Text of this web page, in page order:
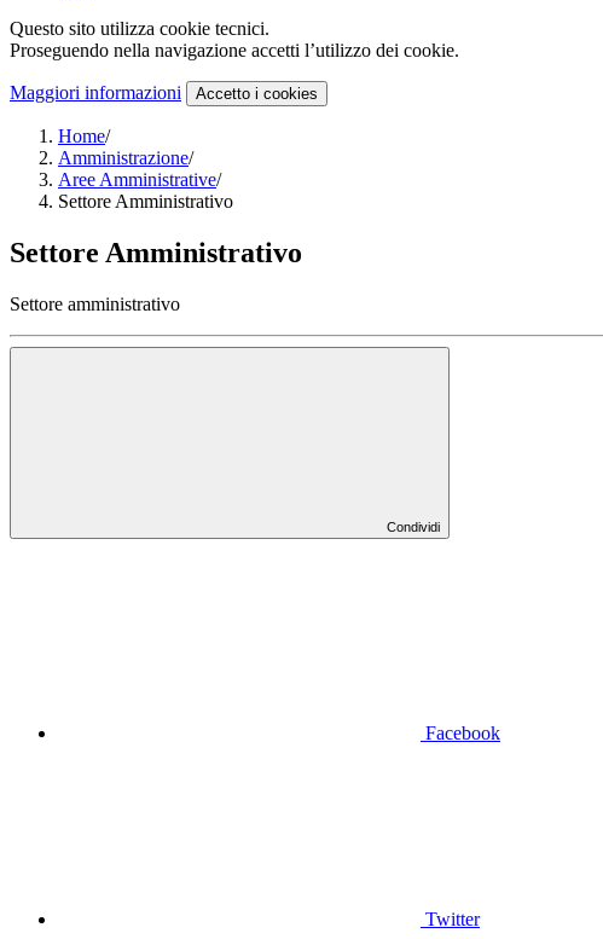
Questo sito utilizza cookie tecnici.
Proseguendo nella navigazione accetti l’utilizzo dei cookie.
Maggiori informazioni Accetto i cookies
Home/
Amministrazione/
Aree Amministrative/
Settore Amministrativo
Settore Amministrativo
Settore amministrativo
Condividi
Facebook
Twitter